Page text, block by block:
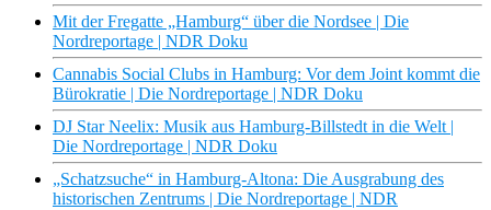
Mit der Fregatte „Hamburg“ über die Nordsee | Die
Nordreportage | NDR Doku
Cannabis Social Clubs in Hamburg: Vor dem Joint kommt die
Bürokratie | Die Nordreportage | NDR Doku
DJ Star Neelix: Musik aus Hamburg-Billstedt in die Welt |
Die Nordreportage | NDR Doku
„Schatzsuche“ in Hamburg-Altona: Die Ausgrabung des
historischen Zentrums | Die Nordreportage | NDR